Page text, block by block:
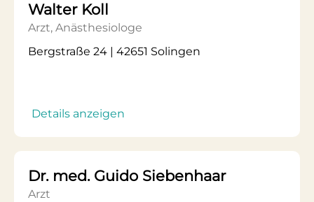
Walter Koll
Arzt, Anästhesiologe
Bergstraße 24 | 42651 Solingen
Details anzeigen
Dr. med. Guido Siebenhaar
Arzt